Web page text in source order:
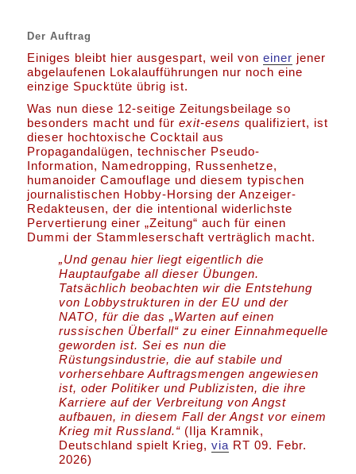
Der Auftrag
Einiges bleibt hier ausgespart, weil voneiner jener
abgelaufenen Lokalaufführungen nur noch eine
einzige Spucktüte übrig ist.
Was nun diese 12-seitige Zeitungsbeilage so
besonders macht und fürexit-esens qualifiziert, ist
dieser hochtoxische Cocktail aus
Propagandalügen, technischer Pseudo-
Information, Namedropping, Russenhetze,
humanoider Camouflage und diesem typischen
journalistischen Hobby-Horsing der Anzeiger-
Redakteusen, der die intentional widerlichste
Pervertierung einer „Zeitung“ auch für einen
Dummi der Stammleserschaft verträglich macht.
„Und genau hier liegt eigentlich die
Hauptaufgabe all dieser Übungen.
Tatsächlich beobachten wir die Entstehung
von Lobbystrukturen in der EU und der
NATO, für die das „Warten auf einen
russischen Überfall“ zu einer Einnahmequelle
geworden ist. Sei es nun die
Rüstungsindustrie, die auf stabile und
vorhersehbare Auftragsmengen angewiesen
ist, oder Politiker und Publizisten, die ihre
Karriere auf der Verbreitung von Angst
aufbauen, in diesem Fall der Angst vor einem
Krieg mit Russland.“ (Ilja Kramnik,
Deutschland spielt Krieg,via RT 09. Febr.
2026)